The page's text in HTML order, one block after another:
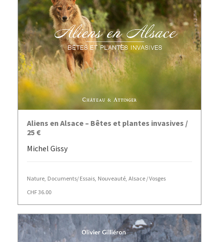
AJOUTER AU PANIER
Aliens en Alsace – Bêtes et plantes invasives /
25 €
Michel Gissy
Nature Documents/ Essais Nouveauté Alsace / Vosges
CHF36.00